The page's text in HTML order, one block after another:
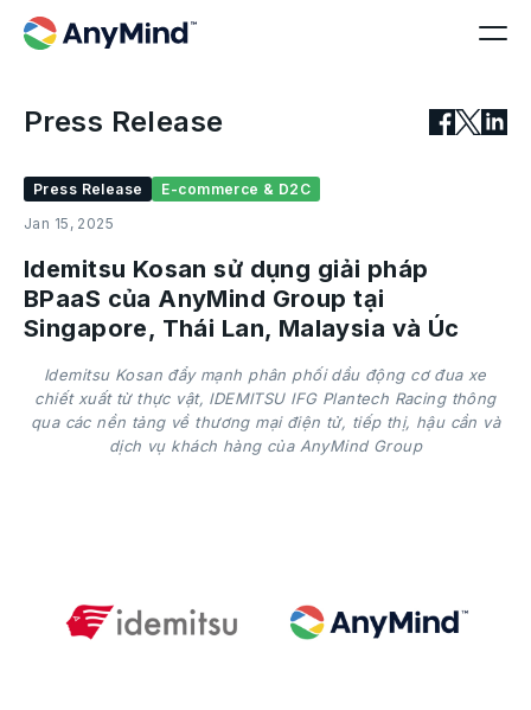
Press Release
Press Release
E-commerce & D2C
Jan 15, 2025
Idemitsu Kosan sử dụng giải pháp
BPaaS của AnyMind Group tại
Singapore, Thái Lan, Malaysia và Úc
Idemitsu Kosan đẩy mạnh phân phối dầu động cơ đua xe
chiết xuất từ thực vật, IDEMITSU IFG Plantech Racing thông
qua các nền tảng về thương mại điện tử, tiếp thị, hậu cần và
dịch vụ khách hàng của AnyMind Group